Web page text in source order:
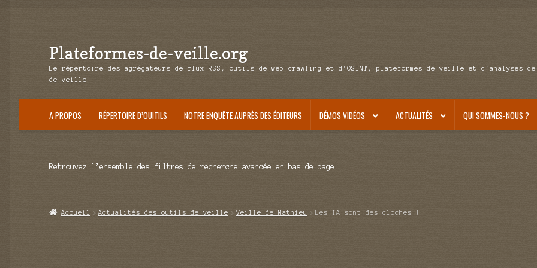
Aller
à
Aller
au
Plateformes-de-veille.org
Le répertoire des agrégateurs de flux RSS, outils de web crawling et d'OSINT, plateformes de veille et d'analyses de
de veille
A PROPOS RÉPERTOIRE D’OUITILS NOTRE ENQUÊTE AUPRÈS DES ÉDITEURS DÉMOS VIDÉOS ACTUALITÉS QUI SOMMES-NOUS ?
Retrouvez l’ensemble des filtres de recherche avancée en bas de page.
Accueil Actualités des outils de veille Veille de Mathieu Les IA sont des cloches !